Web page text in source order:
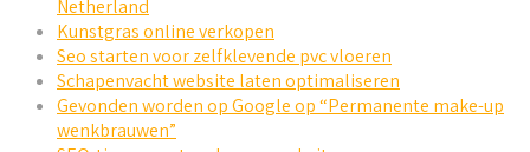
Netherland
Kunstgras online verkopen
Seo starten voor zelfklevende pvc vloeren
Schapenvacht website laten optimaliseren
Gevonden worden op Google op “Permanente make-up
wenkbrauwen”